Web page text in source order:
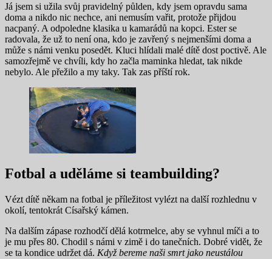
Já jsem si užila svůj pravidelný půlden, kdy jsem opravdu sama
doma a nikdo nic nechce, ani nemusím vařit, protože přijdou
nacpaný. A odpoledne klasika u kamarádů na kopci. Ester se
radovala, že už to není ona, kdo je zavřený s nejmenšími doma a
může s námi venku posedět. Kluci hlídali malé dítě dost poctivě. Ale
samozřejmě ve chvíli, kdy ho začla maminka hledat, tak nikde
nebylo. Ale přežilo a my taky. Tak zas příští rok.
Fotbal a uděláme si teambuilding?
Vézt dítě někam na fotbal je příležitost vylézt na další rozhlednu v
okolí, tentokrát Císařský kámen.
Na dalším zápase rozhodčí dělá kotrmelce, aby se vyhnul míči a to
je mu přes 80. Chodil s námi v zimě i do tanečních. Dobré vidět, že
se ta kondice udržet dá. Když bereme naši smrt jako neustálou